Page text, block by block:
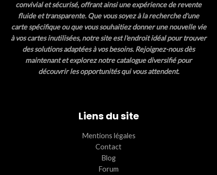
convivial et sécurisé, offrant ainsi une expérience de revente
fluide et transparente. Que vous soyez à la recherche d'une
carte spécifique ou que vous souhaitiez donner une nouvelle vie
à vos cartes inutilisées, notre site est l'endroit idéal pour trouver
des solutions adaptées à vos besoins. Rejoignez-nous dès
maintenant et explorez notre catalogue diversifié pour
découvrir les opportunités qui vous attendent.
Liens du site
Mentions légales
Contact
Blog
Forum